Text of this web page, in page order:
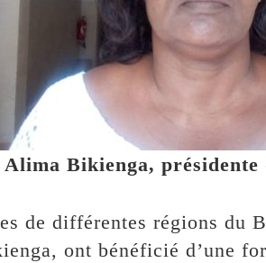
Alima Bikienga, présidente
de différentes régions du
ont bénéficié d’une